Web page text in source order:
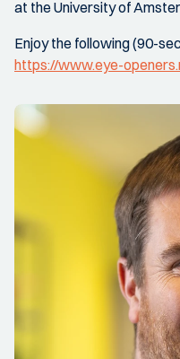
at the University of
Enjoy the following (90-
https://www.eye-